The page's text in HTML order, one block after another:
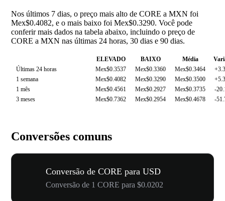
Nos últimos 7 dias, o preço mais alto de CORE a MXN foi
Mex$0.4082, e o mais baixo foi Mex$0.3290. Você pode
conferir mais dados na tabela abaixo, incluindo o preço de
CORE a MXN nas últimas 24 horas, 30 dias e 90 dias.
ELEVADO BAIXO Média
Últimas 24 horas
Mex$0.3537 Mex$0.3360 Mex$0.3464
1 semana
Mex$0.4082 Mex$0.3290 Mex$0.3500
1 mês
Mex$0.4561 Mex$0.2927 Mex$0.3735
-
3 meses
Mex$0.7362 Mex$0.2954 Mex$0.4678 -
Conversões comuns
Conversão de CORE para USD
Conversão de 1 CORE para $0.0202